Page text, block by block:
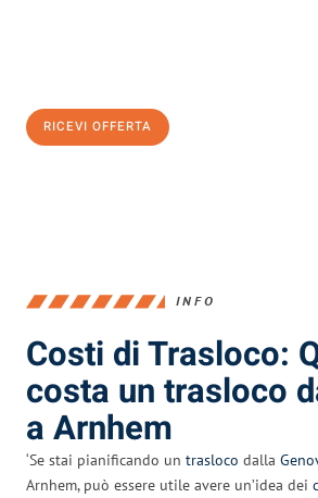
RICEVI OFFERTA
INFO
Costi di Trasloco:
costa un trasloco
a Arnhem
‘Se stai pianificando un trasloco dalla
Arnhem, può essere utile avere un’idea dei